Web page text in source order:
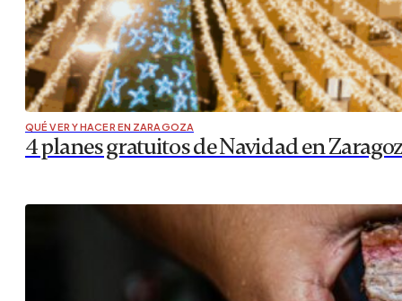
QUÉ VER Y HACER EN ZARAGOZA
4 planes gratuitos de Navidad en